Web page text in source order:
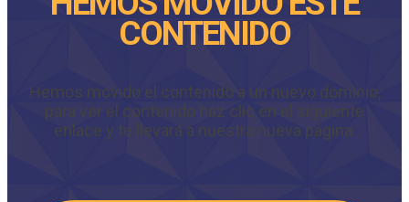
CONTENIDO
Hemos movido el contenido a un nuevo dominio,
para ver el contenido haz clic en el siguiente
enlace y te llevará a nuestra nueva página.